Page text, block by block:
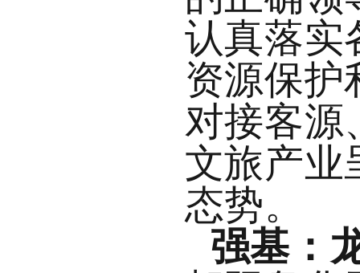
认真落实
资源保护
对接客源
文旅产业
态势。
强基：